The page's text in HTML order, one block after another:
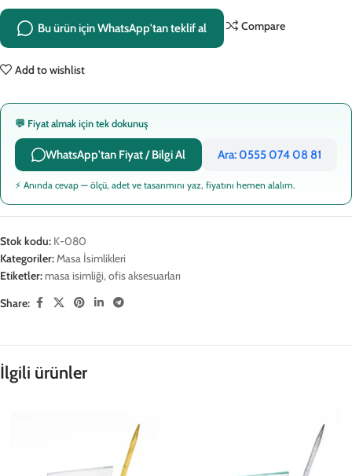
Bu ürün için WhatsApp'tan teklif al Compare
Add to wishlist
💬 Fiyat almak için tek dokunuş
WhatsApp'tan Fiyat / Bilgi Al Ara: 0555 074 08 81
⚡ Anında cevap — ölçü, adet ve tasarımını yaz, fiyatını hemen alalım.
Stok kodu: K-080
Kategoriler:Masa İsimlikleri
Etiketler: masa isimliği,ofis aksesuarları
Share:
İlgili ürünler